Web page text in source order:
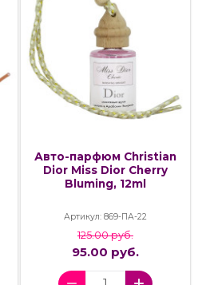
Авто-парфюм Christian
Dior Miss Dior Cherry
Bluming, 12ml
Артикул: 869-ПА-22
125.00 руб.
95.00 руб.